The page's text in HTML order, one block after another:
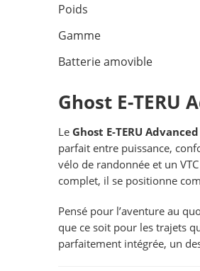
Poids
Gamme
Batterie amovible
Ghost E-TERU
Le Ghost E-TERU
parfait entre puissance,
vélo de randonnée et un
complet, il se positionne
Pensé pour l’aventure au
que ce soit pour les trajets
parfaitement intégrée, un